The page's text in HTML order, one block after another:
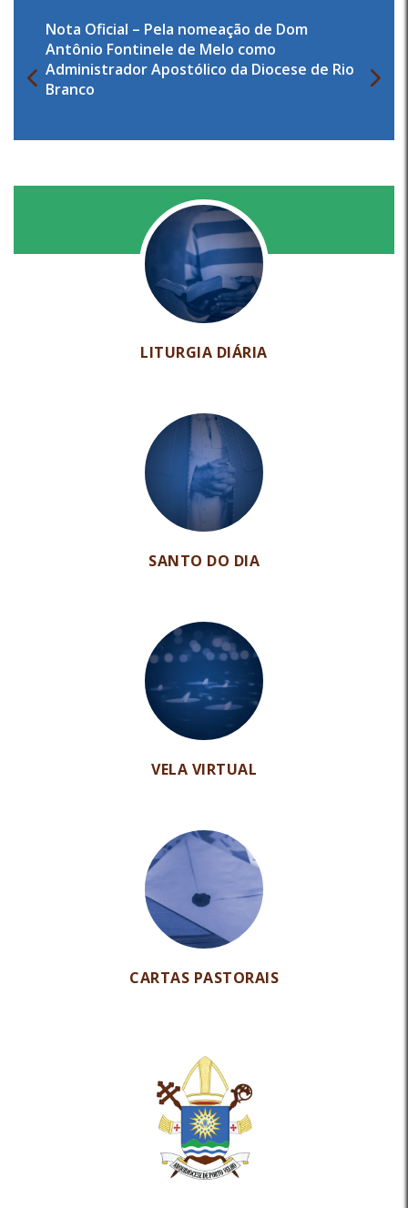
Nota Oficial – Pela nomeação de Dom
Antônio Fontinele de Melo como
Administrador Apostólico da Diocese de Rio
Branco
LITURGIA DIÁRIA
SANTO DO DIA
VELA VIRTUAL
CARTAS PASTORAIS